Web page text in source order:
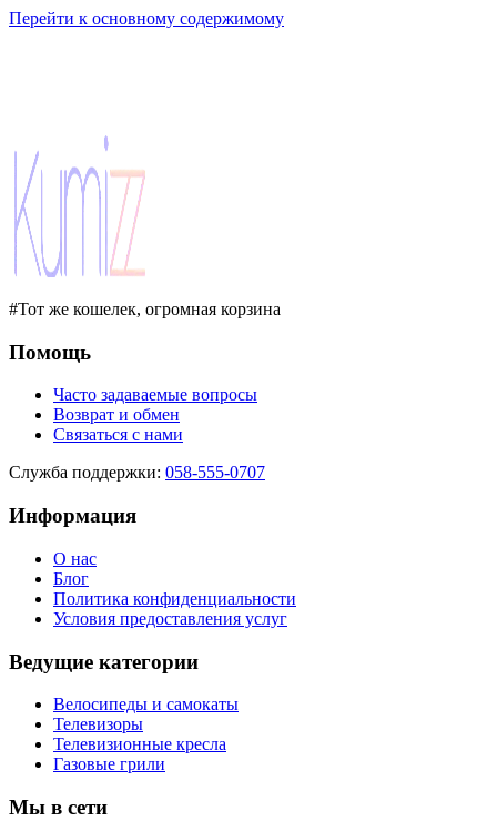
Перейти к основному содержимому
#Тот же кошелек, огромная корзина
Помощь
Часто задаваемые вопросы
Возврат и обмен
Связаться с нами
Служба поддержки: 058-555-0707
Информация
О нас
Блог
Политика конфиденциальности
Условия предоставления услуг
Ведущие категории
Велосипеды и самокаты
Телевизоры
Телевизионные кресла
Газовые грили
Мы в сети